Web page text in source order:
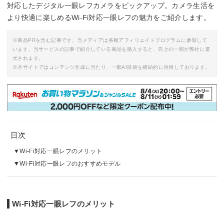
対応したデジタル一眼レフカメラをピックアップ。カメラ生活を
より快適に楽しめるWi-Fi対応一眼レフの魅力をご紹介します。
※商品PRを含む記事です。当メディアは各種アフィリエイトプログラムに参加して
います。当サービスの記事で紹介している商品を購入すると、売上の一部が弊社に還
元されます。
※本サイトではコンテンツ作成に当たり、一部AI技術を補助的に活用しております。
目次
Wi-Fi対応一眼レフのメリット
Wi-Fi対応一眼レフのおすすめモデル
Wi-Fi対応一眼レフのメリット